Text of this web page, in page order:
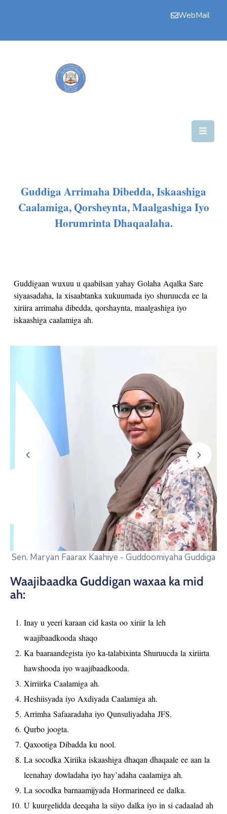
WebMail
Bogga
Nala
Guddiga Arrimaha Dibedda, Iskaashiga
Caalamiga, Qorsheynta, Maalgashiga Iyo
Horumrinta Dhaqaalaha.
Guddigaan wuxuu u qaabilsan yahay Golaha Aqalka Sare
siyaasadaha, la xisaabtanka xukuumada iyo shuruucda ee la
xiriira arrimaha dibedda, qorshaynta, maalgashiga iyo
iskaashiga caalamiga ah.
Sen. Maryan Faarax Kaahiye - Guddoomiyaha Guddiga
Waajibaadka Guddigan waxaa ka mid
ah:
Inay u yeeri karaan cid kasta oo xiriir la leh
waajibaadkooda shaqo
Ka baaraandegista iyo ka-talabixinta Shuruucda la xiriirta
hawshooda iyo waajibaadkooda.
Xirriirka Caalamiga ah.
Heshiisyada iyo Axdiyada Caalamiga ah.
Arrimha Safaaradaha iyo Qunsuliyadaha JFS.
Qurbo joogta.
Qaxootiga Dibadda ku nool.
La socodka Xiriika iskaashiga dhaqan dhaqaale ee aan la
leenahay dowladaha iyo hay’adaha caalamiga ah.
La socodka barnaamijyada Hormarineed ee dalka.
U kuurgelidda deeqaha la siiyo dalka iyo in si cadaalad ah